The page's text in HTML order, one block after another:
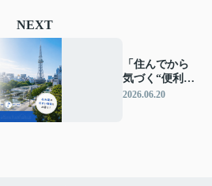
NEXT
「住んでから
気づく“便利な
街”の条件と
2026.06.20